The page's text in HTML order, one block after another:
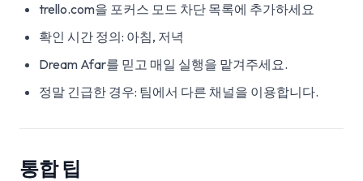
trello.com을 포커스 모드 차단 목록에 추가하세요
확인 시간 정의: 아침, 저녁
Dream Afar를 믿고 매일 실행을 맡겨주세요.
정말 긴급한 경우: 팀에서 다른 채널을 이용합니다.
통합 팁